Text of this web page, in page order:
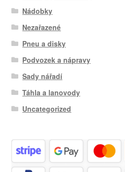
Nádobky
Nezařazené
Pneu a disky
Podvozek a nápravy
Sady nářadí
Táhla a lanovody
Uncategorized